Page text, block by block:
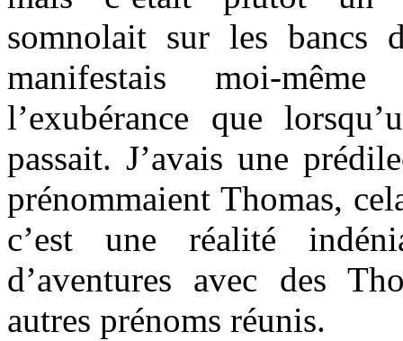
somnolait sur les
manifestais moi-
l’exubérance que
passait. J’avais une
prénommaient Thomas,
c’est une réalité
d’aventures avec des
autres prénoms réunis.